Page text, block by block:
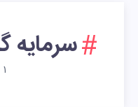
سرمایه
1